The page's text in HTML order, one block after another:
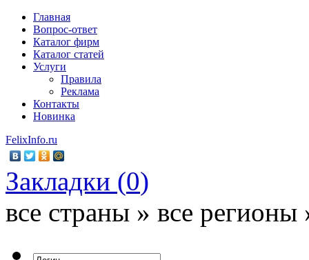
Главная
Вопрос-ответ
Каталог фирм
Каталог статей
Услуги
Правила
Реклама
Контакты
Новинка
FelixInfo.ru
Закладки (0)
все страны » все регионы